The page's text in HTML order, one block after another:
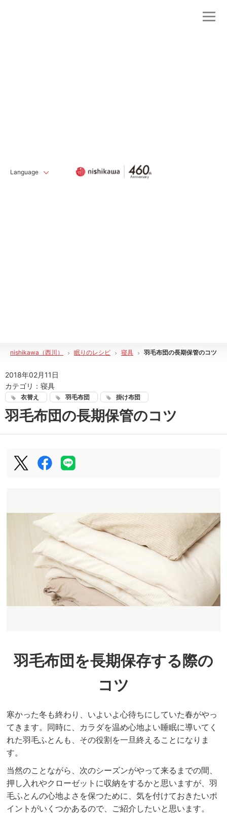
Language
nishikawa（西川） 眠りのレシピ 寝具 羽毛布団の長期保管のコツ
2018年02月11日
カテゴリ： 寝具
衣替え 羽毛布団 掛け布団
羽毛布団の長期保管のコツ
羽毛布団を長期保存する際の
コツ
寒かった冬も終わり、いよいよ心待ちにしていた春がやっ
てきます。同時に、カラダを温め心地よい睡眠に導いてく
れた羽毛ふとんも、その役割を一旦終えることになりま
す。
当然のことながら、次のシーズンがやって来るまでの間、
押し入れやクローゼットに収納をするかと思いますが、羽
毛ふとんの心地よさを保つために、気を付けておきたいポ
イントがいくつかあるので、ご紹介したいと思います。